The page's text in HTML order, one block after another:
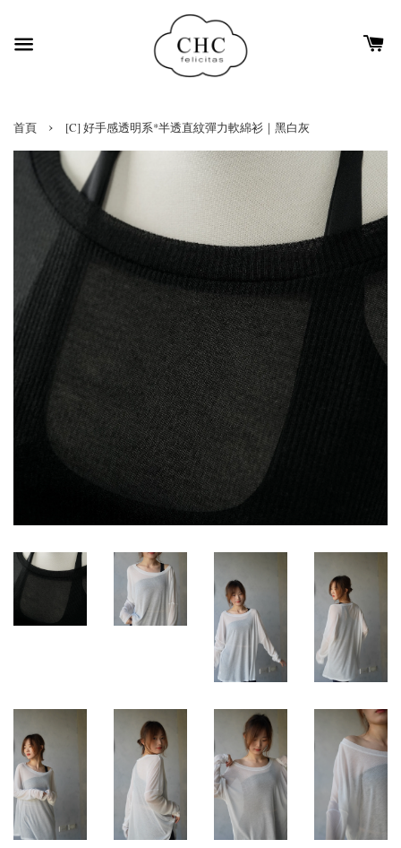
首頁 › [C] 好手感透明系*半透直紋彈力軟綿衫｜黑白灰